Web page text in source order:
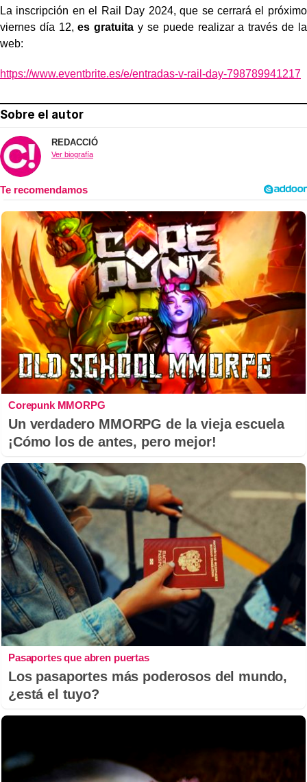
La inscripción en el Rail Day 2024, que se cerrará el próximo
viernes día 12,es gratuita y se puede realizar a través de la
web:
https://www.eventbrite.es/e/entradas-v-rail-day-798789941217
Sobre el autor
REDACCIÓ
Ver biografía
Corepunk MMORPG
Un verdadero MMORPG de la vieja escuela
¡Cómo los de antes, pero mejor!
Pasaportes que abren puertas
Los pasaportes más poderosos del mundo,
¿está el tuyo?